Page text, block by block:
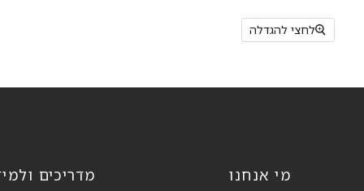
לחצי להגדלה
מי אנחנו מדריכים